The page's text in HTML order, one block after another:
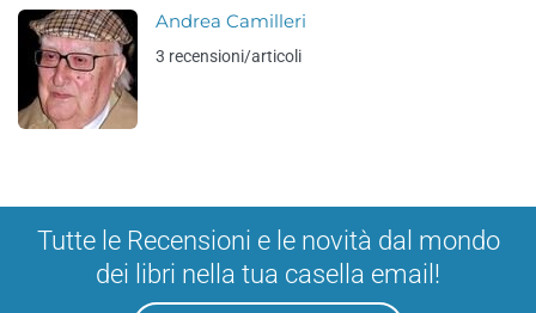
Andrea Camilleri
3 recensioni/articoli
Tutte le Recensioni e le novità dal mondo
dei libri nella tua casella email!